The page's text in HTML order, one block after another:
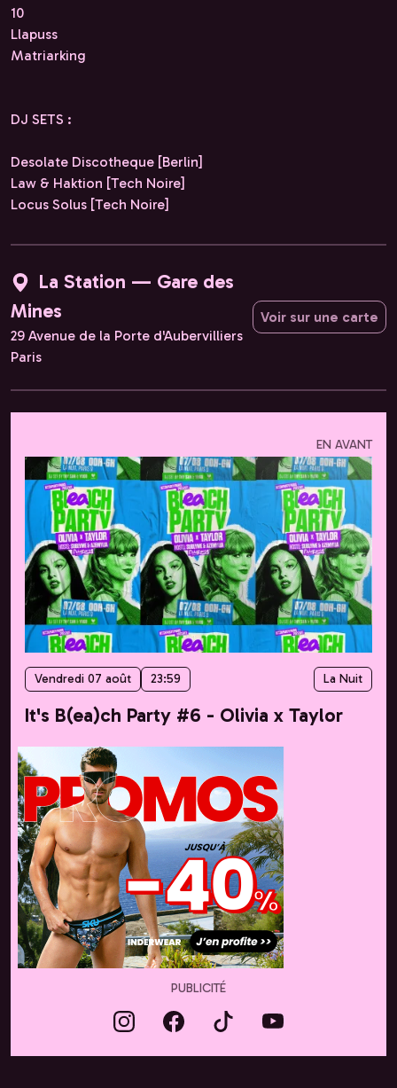
10
Llapuss
Matriarking
DJ SETS :
Desolate Discotheque [Berlin]
Law & Haktion [Tech Noire]
Locus Solus [Tech Noire]
La Station — Gare des
Mines
29 Avenue de la Porte d'Aubervilliers
Paris
Voir sur une carte
EN AVANT
Vendredi 07 août 23:59 La Nuit
It's B(ea)ch Party #6 - Olivia x Taylor
PUBLICITÉ